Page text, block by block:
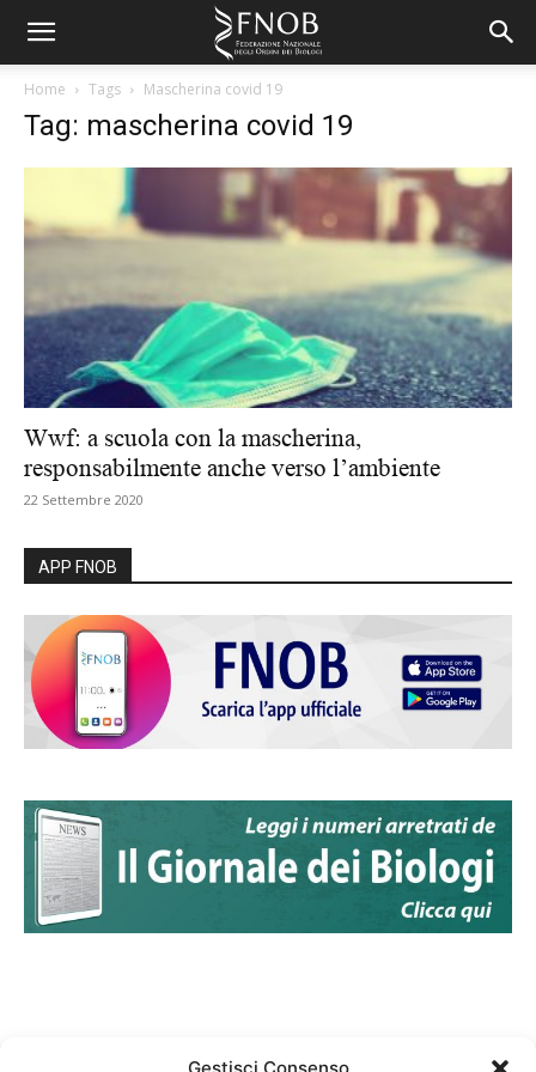
Home Tags Mascherina covid 19
Tag: mascherina covid 19
Wwf: a scuola con la mascherina,
responsabilmente anche verso l’ambiente
22 Settembre 2020
APP FNOB